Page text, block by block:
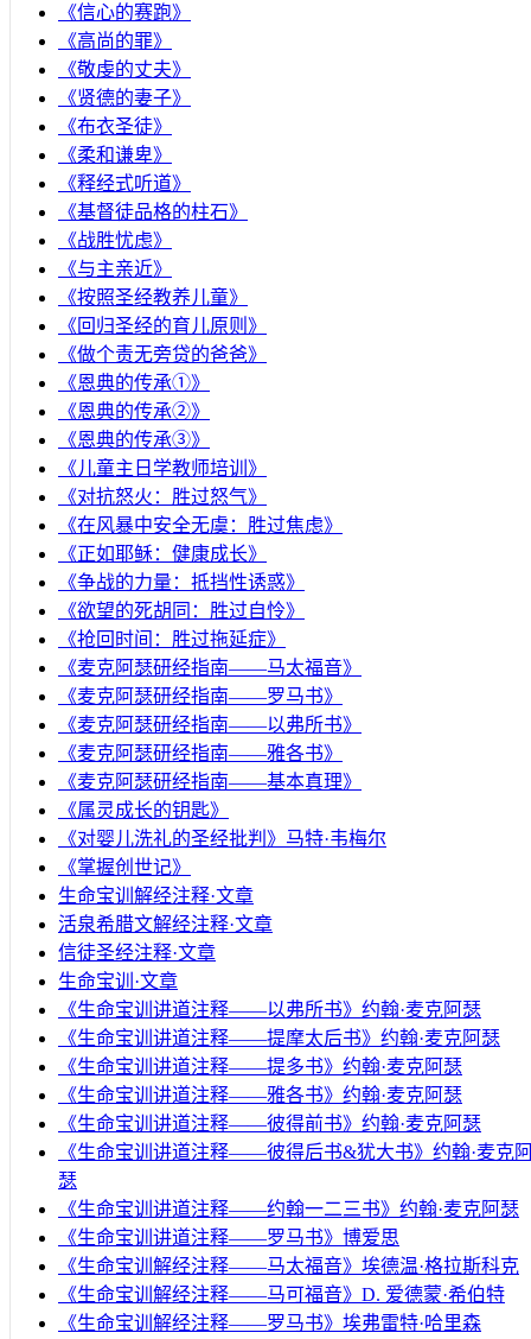
《信心的赛跑》
《高尚的罪》
《敬虔的丈夫》
《贤德的妻子》
《布衣圣徒》
《柔和谦卑》
《释经式听道》
《基督徒品格的柱石》
《战胜忧虑》
《与主亲近》
《按照圣经教养儿童》
《回归圣经的育儿原则》
《做个责无旁贷的爸爸》
《恩典的传承①》
《恩典的传承②》
《恩典的传承③》
《儿童主日学教师培训》
《对抗怒火：胜过怒气》
《在风暴中安全无虞：胜过焦虑》
《正如耶稣：健康成长》
《争战的力量：抵挡性诱惑》
《欲望的死胡同：胜过自怜》
《抢回时间：胜过拖延症》
《麦克阿瑟研经指南——马太福音》
《麦克阿瑟研经指南——罗马书》
《麦克阿瑟研经指南——以弗所书》
《麦克阿瑟研经指南——雅各书》
《麦克阿瑟研经指南——基本真理》
《属灵成长的钥匙》
《对婴儿洗礼的圣经批判》马特·韦梅尔
《掌握创世记》
生命宝训解经注释·文章
活泉希腊文解经注释·文章
信徒圣经注释·文章
生命宝训·文章
《生命宝训讲道注释——以弗所书》约翰·麦克阿瑟
《生命宝训讲道注释——提摩太后书》约翰·麦克阿瑟
《生命宝训讲道注释——提多书》约翰·麦克阿瑟
《生命宝训讲道注释——雅各书》约翰·麦克阿瑟
《生命宝训讲道注释——彼得前书》约翰·麦克阿瑟
《生命宝训讲道注释——彼得后书&犹大书》约翰·麦克
瑟
《生命宝训讲道注释——约翰一二三书》约翰·麦克阿瑟
《生命宝训讲道注释——罗马书》博爱思
《生命宝训解经注释——马太福音》埃德温·格拉斯科克
《生命宝训解经注释——马可福音》D. 爱德蒙·希伯特
《生命宝训解经注释——罗马书》埃弗雷特·哈里森